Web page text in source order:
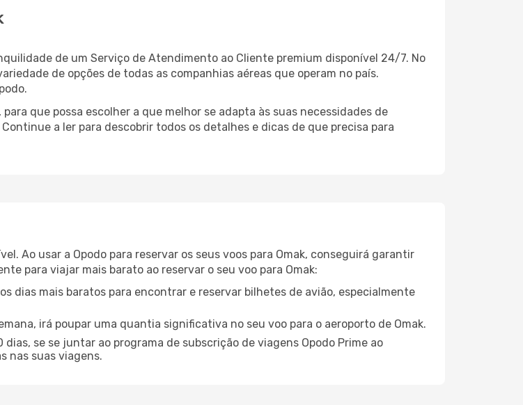
de um Serviço de Atendimento ao Cliente premium disponível 24/7. No
de opções de todas as companhias aéreas que operam no país.
que possa escolher a que melhor se adapta às suas necessidades de
a ler para descobrir todos os detalhes e dicas de que precisa para
Ao usar a Opodo para reservar os seus voos para Omak, conseguirá garantir
para viajar mais barato ao reservar o seu voo para Omak:
dias mais baratos para encontrar e reservar bilhetes de avião, especialmente
irá poupar uma quantia significativa no seu voo para o aeroporto de Omak.
se se juntar ao programa de subscrição de viagens Opodo Prime ao
nas suas viagens.